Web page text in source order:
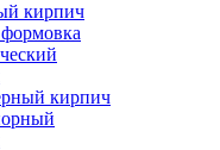
кирпич
кирпич